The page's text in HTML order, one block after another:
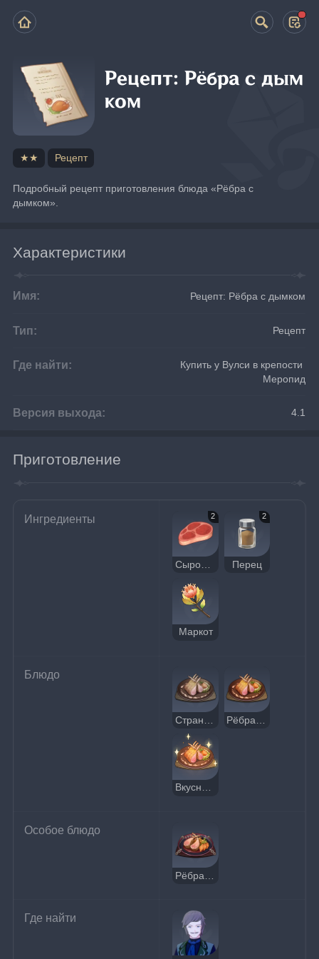
Рецепт: Рёбра с дым
ком
★★ Рецепт
Подробный рецепт приготовления блюда «Рёбра с
дымком».
Характеристики
Имя: Рецепт: Рёбра с дымком
Тип: Рецепт
Где найти:
Купить у Вулси в крепости
Меропид
Версия выхода: 4.1
Приготовление
Ингредиенты 2 2
Перец
Маркот
Блюдо
Вкусные рёбра с дымком
Особое блюдо
Где найти